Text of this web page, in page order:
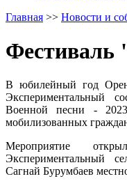
Главная >> Новости и
В юбилейный год
Экспериментальный
Военной песни -
мобилизованных
Мероприятие
Экспериментальный
Сагнай Бурумбаев